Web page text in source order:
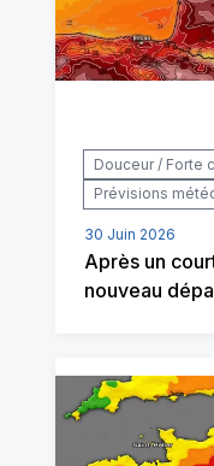
Douceur / Forte
Prévisions
30 Juin 2026
Après un
nouveau